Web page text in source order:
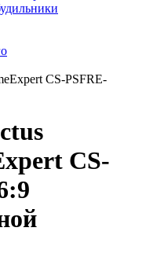
CS-PSFRE-
CS-